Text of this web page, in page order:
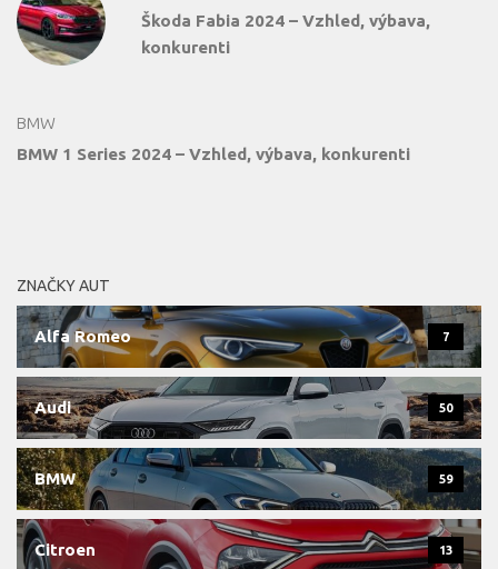
Škoda Fabia 2024 – Vzhled, výbava,
konkurenti
BMW
BMW 1 Series 2024 – Vzhled, výbava, konkurenti
ZNAČKY AUT
Alfa Romeo 7
Audi 50
BMW 59
Citroen 13